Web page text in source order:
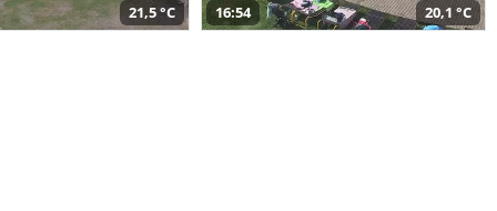
21,5 °C 16:54 20,1 °C